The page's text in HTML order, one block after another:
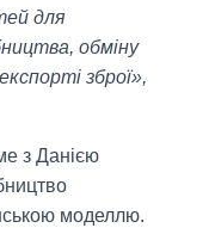
для
обміну
зброї»,
з Данією
моделлю.